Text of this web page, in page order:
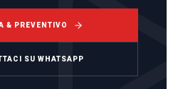
& PREVENTIVO
SU WHATSAPP